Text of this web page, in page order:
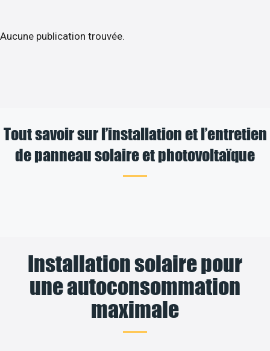
Aucune publication trouvée.
Tout savoir sur l’installation et l’entretien
de panneau solaire et photovoltaïque
Installation solaire pour
une autoconsommation
maximale